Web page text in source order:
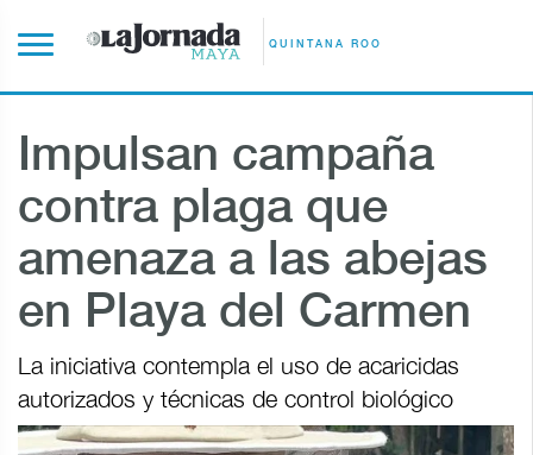
QUINTANA ROO
Impulsan campaña
contra plaga que
amenaza a las abejas
en Playa del Carmen
La iniciativa contempla el uso de acaricidas
autorizados y técnicas de control biológico